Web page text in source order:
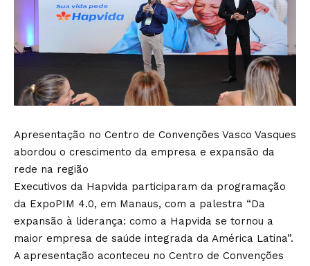
Apresentação no Centro de Convenções Vasco Vasques
abordou o crescimento da empresa e expansão da
rede na região
Executivos da Hapvida participaram da programação
da ExpoPIM 4.0, em Manaus, com a palestra “Da
expansão à liderança: como a Hapvida se tornou a
maior empresa de saúde integrada da América Latina”.
A apresentação aconteceu no Centro de Convenções